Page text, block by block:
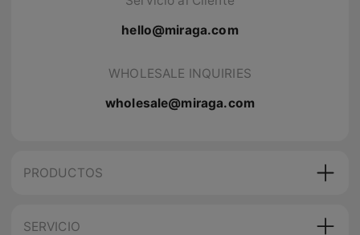
hello@miraga.com
WHOLESALE INQUIRIES
wholesale@miraga.com
PRODUCTOS
SERVICIO